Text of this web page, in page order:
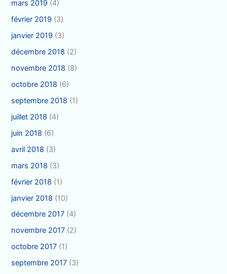
mars 2019 (4)
février 2019 (3)
janvier 2019 (3)
décembre 2018 (2)
novembre 2018 (8)
octobre 2018 (6)
septembre 2018 (1)
juillet 2018 (4)
juin 2018 (6)
avril 2018 (3)
mars 2018 (3)
février 2018 (1)
janvier 2018 (10)
décembre 2017 (4)
novembre 2017 (2)
octobre 2017 (1)
septembre 2017 (3)